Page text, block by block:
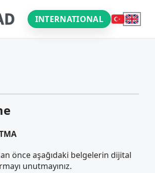
INTERNATIONAL
önce aşağıdaki belgelerin dijital
unutmayınız.